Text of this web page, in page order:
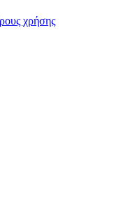
χρήσης